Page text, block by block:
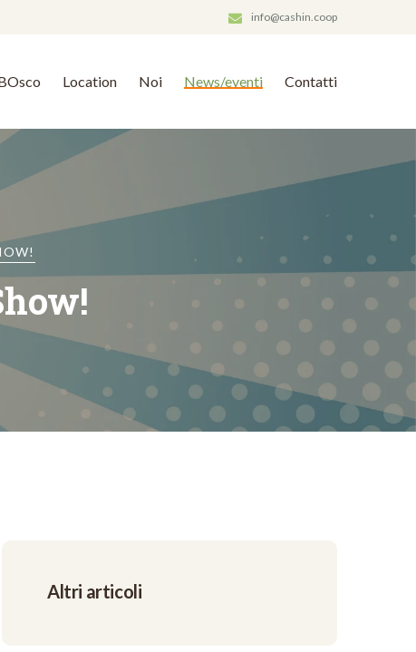
info@cashin.coop
Location Noi News/eventi Contatti
Altri articoli